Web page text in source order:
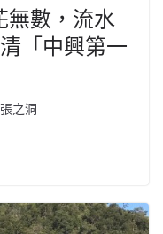
無數，流水
「中興第一
之洞